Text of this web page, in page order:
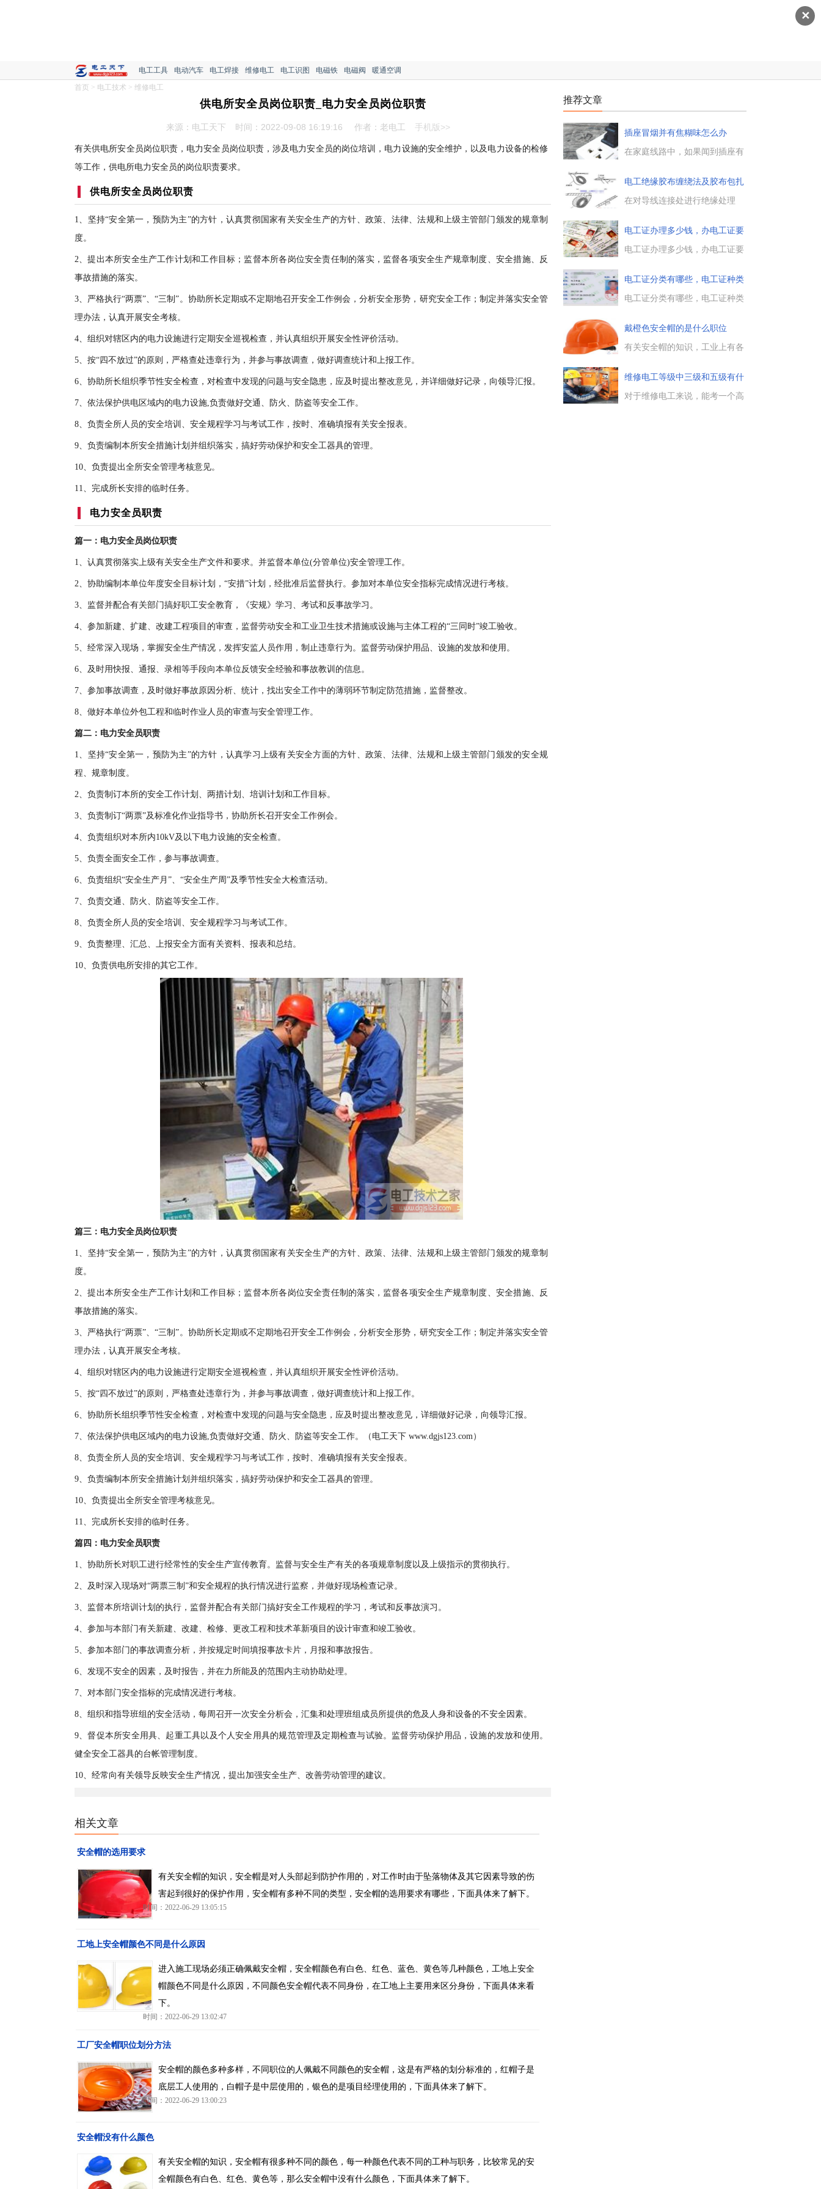
✕
电工工具 电动汽车 电工焊接 维修电工 电工识图 电磁铁 电磁阀
暖通空调
首页 > 电工技术 > 维修电工
供电所安全员岗位职责_电力安全员岗位职责
来源：电工天下 时间：2022-09-08 16:19:16 作者：老电工 手机版>>
有关供电所安全员岗位职责，电力安全员岗位职责，涉及电力安全员的岗位培训，电力设施的安全维护，以及电力设备的检修
等工作，供电所电力安全员的岗位职责要求。
供电所安全员岗位职责
1、坚持“安全第一，预防为主”的方针，认真贯彻国家有关安全生产的方针、政策、法律、法规和上级主管部门颁发的规章制
度。
2、提出本所安全生产工作计划和工作目标；监督本所各岗位安全责任制的落实，监督各项安全生产规章制度、安全措施、反
事故措施的落实。
3、严格执行“两票”、“三制”。协助所长定期或不定期地召开安全工作例会，分析安全形势，研究安全工作；制定并落实安全管
理办法，认真开展安全考核。
4、组织对辖区内的电力设施进行定期安全巡视检查，并认真组织开展安全性评价活动。
5、按“四不放过”的原则，严格查处违章行为，并参与事故调查，做好调查统计和上报工作。
6、协助所长组织季节性安全检查，对检查中发现的问题与安全隐患，应及时提出整改意见，并详细做好记录，向领导汇报。
7、依法保护供电区域内的电力设施,负责做好交通、防火、防盗等安全工作。
8、负责全所人员的安全培训、安全规程学习与考试工作，按时、准确填报有关安全报表。
9、负责编制本所安全措施计划并组织落实，搞好劳动保护和安全工器具的管理。
10、负责提出全所安全管理考核意见。
11、完成所长安排的临时任务。
电力安全员职责
篇一：电力安全员岗位职责
1、认真贯彻落实上级有关安全生产文件和要求。并监督本单位(分管单位)安全管理工作。
2、协助编制本单位年度安全目标计划，“安措”计划，经批准后监督执行。参加对本单位安全指标完成情况进行考核。
3、监督并配合有关部门搞好职工安全教育，《安规》学习、考试和反事故学习。
4、参加新建、扩建、改建工程项目的审查，监督劳动安全和工业卫生技术措施或设施与主体工程的“三同时”竣工验收。
5、经常深入现场，掌握安全生产情况，发挥安监人员作用，制止违章行为。监督劳动保护用品、设施的发放和使用。
6、及时用快报、通报、录相等手段向本单位反馈安全经验和事故教训的信息。
7、参加事故调查，及时做好事故原因分析、统计，找出安全工作中的薄弱环节制定防范措施，监督整改。
8、做好本单位外包工程和临时作业人员的审查与安全管理工作。
篇二：电力安全员职责
1、坚持“安全第一，预防为主”的方针，认真学习上级有关安全方面的方针、政策、法律、法规和上级主管部门颁发的安全规
程、规章制度。
2、负责制订本所的安全工作计划、两措计划、培训计划和工作目标。
3、负责制订“两票”及标准化作业指导书，协助所长召开安全工作例会。
4、负责组织对本所内10kV及以下电力设施的安全检查。
5、负责全面安全工作，参与事故调查。
6、负责组织“安全生产月”、“安全生产周”及季节性安全大检查活动。
7、负责交通、防火、防盗等安全工作。
8、负责全所人员的安全培训、安全规程学习与考试工作。
9、负责整理、汇总、上报安全方面有关资料、报表和总结。
10、负责供电所安排的其它工作。
篇三：电力安全员岗位职责
1、坚持“安全第一，预防为主”的方针，认真贯彻国家有关安全生产的方针、政策、法律、法规和上级主管部门颁发的规章制
度。
2、提出本所安全生产工作计划和工作目标；监督本所各岗位安全责任制的落实，监督各项安全生产规章制度、安全措施、反
事故措施的落实。
3、严格执行“两票”、“三制”。协助所长定期或不定期地召开安全工作例会，分析安全形势，研究安全工作；制定并落实安全管
理办法，认真开展安全考核。
4、组织对辖区内的电力设施进行定期安全巡视检查，并认真组织开展安全性评价活动。
5、按“四不放过”的原则，严格查处违章行为，并参与事故调查，做好调查统计和上报工作。
6、协助所长组织季节性安全检查，对检查中发现的问题与安全隐患，应及时提出整改意见，详细做好记录，向领导汇报。
7、依法保护供电区域内的电力设施,负责做好交通、防火、防盗等安全工作。（电工天下 www.dgjs123.com）
8、负责全所人员的安全培训、安全规程学习与考试工作，按时、准确填报有关安全报表。
9、负责编制本所安全措施计划并组织落实，搞好劳动保护和安全工器具的管理。
10、负责提出全所安全管理考核意见。
11、完成所长安排的临时任务。
篇四：电力安全员职责
1、协助所长对职工进行经常性的安全生产宣传教育。监督与安全生产有关的各项规章制度以及上级指示的贯彻执行。
2、及时深入现场对“两票三制”和安全规程的执行情况进行监察，并做好现场检查记录。
3、监督本所培训计划的执行，监督并配合有关部门搞好安全工作规程的学习，考试和反事故演习。
4、参加与本部门有关新建、改建、检修、更改工程和技术革新项目的设计审查和竣工验收。
5、参加本部门的事故调查分析，并按规定时间填报事故卡片，月报和事故报告。
6、发现不安全的因素，及时报告，并在力所能及的范围内主动协助处理。
7、对本部门安全指标的完成情况进行考核。
8、组织和指导班组的安全活动，每周召开一次安全分析会，汇集和处理班组成员所提供的危及人身和设备的不安全因素。
9、督促本所安全用具、起重工具以及个人安全用具的规范管理及定期检查与试验。监督劳动保护用品，设施的发放和使用。
健全安全工器具的台帐管理制度。
10、经常向有关领导反映安全生产情况，提出加强安全生产、改善劳动管理的建议。
相关文章
安全帽的选用要求
有关安全帽的知识，安全帽是对人头部起到防护作用的，对工作时由于坠落物体及其它因素导致的伤
害起到很好的保护作用，安全帽有多种不同的类型，安全帽的选用要求有哪些，下面具体来了解下。
时间：2022-06-29 13:05:15
工地上安全帽颜色不同是什么原因
进入施工现场必须正确佩戴安全帽，安全帽颜色有白色、红色、蓝色、黄色等几种颜色，工地上安全
帽颜色不同是什么原因，不同颜色安全帽代表不同身份，在工地上主要用来区分身份，下面具体来看
下。
时间：2022-06-29 13:02:47
工厂安全帽职位划分方法
安全帽的颜色多种多样，不同职位的人佩戴不同颜色的安全帽，这是有严格的划分标准的，红帽子是
底层工人使用的，白帽子是中层使用的，银色的是项目经理使用的，下面具体来了解下。
时间：2022-06-29 13:00:23
安全帽没有什么颜色
有关安全帽的知识，安全帽有很多种不同的颜色，每一种颜色代表不同的工种与职务，比较常见的安
全帽颜色有白色、红色、黄色等，那么安全帽中没有什么颜色，下面具体来了解下。
推荐文章
插座冒烟并有焦糊味怎么办
在家庭线路中，如果闻到插座有
行检修，找出插座冒烟且有焦味
的原因，请专业电工来维修处
理。...
电工绝缘胶布缠绕法及胶布包扎
技
在对导线连接处进行绝缘处理
包扎，电工常用的绝缘带有黄蜡
带、涤纶薄膜带、黑胶布带、塑
料胶带、橡胶胶带等，绝缘胶带
来比较方便。...
电工证办理多少钱，办电工证要
多少
电工证办理多少钱，办电工证要
题，很多电工朋友想办一个电工
证，作为从事电工行业的准入
证，那么电工证办理多少钱，办
电工证分类有哪些，电工证种类
说明
电工证分类有哪些，电工证种类
几种电工证，对于从事电工工作
的朋友来说，一个高含金量的电
工证，对于提高收入很有帮助，
戴橙色安全帽的是什么职位
有关安全帽的知识，工业上有各
帽、蓝色安全帽、橙色安全帽
等，那么戴橙色安全帽的是什么
职位，橙色安全帽多为第三方管
维修电工等级中三级和五级有什
么
对于维修电工来说，能考一个高